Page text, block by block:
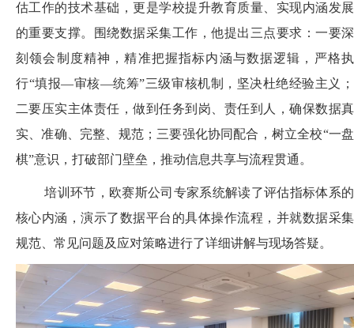
估工作的技术基础，更是学校提升教育质量、实现内涵发展
的重要支撑。围绕数据采集工作，他提出三点要求：一要深
刻领会制度精神，精准把握指标内涵与数据逻辑，严格执
行“填报—审核—统筹”三级审核机制，坚决杜绝经验主义；
二要压实主体责任，做到任务到岗、责任到人，确保数据真
实、准确、完整、规范；三要强化协同配合，树立全校“一盘
棋”意识，打破部门壁垒，推动信息共享与流程贯通。
培训环节，欧赛斯公司专家系统解读了评估指标体系的
核心内涵，演示了数据平台的具体操作流程，并就数据采集
规范、常见问题及应对策略进行了详细讲解与现场答疑。